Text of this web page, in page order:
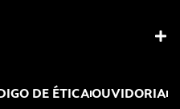
DE ÉTICAOUVIDORIA